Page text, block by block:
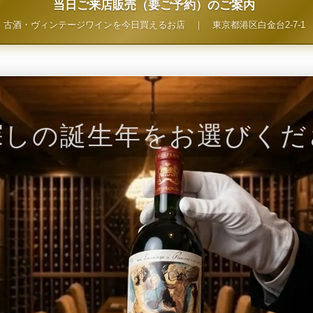
当日ご来店販売（要ご予約）のご案内
古酒・ヴィンテージワインを今日買えるお店｜ 東京都港区白金台2-7-1
の誕生年をお選びく